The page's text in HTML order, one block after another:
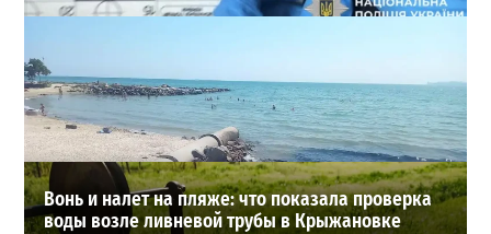
раненые (ОБНОВЛЕНО)
2026-08-02
ВИБОР РЕДАКЦИИ
Вонь и налет на пляже: что показала проверка
воды возле ливневой трубы в Крыжановке